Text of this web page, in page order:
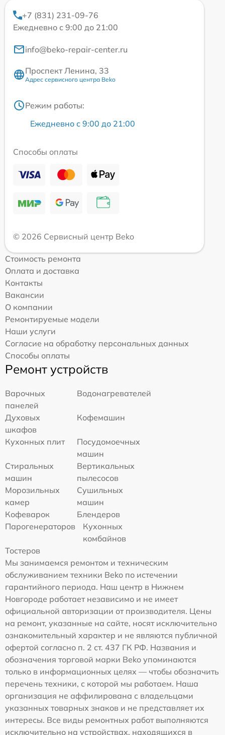
+7 (831) 231-09-76
Ежедневно с 9:00 до 21:00
info@beko-repair-center.ru
Проспект Ленина, 33
Адрес сервисного центра Beko
Режим работы:
Ежедневно с 9:00 до 21:00
Способы оплаты
© 2026 Сервисный центр Beko
Стоимость ремонта
Оплата и доставка
Контакты
Вакансии
О компании
Ремонтируемые модели
Наши услуги
Согласие на обработку персональных данных
Способы оплаты
Ремонт устройств
Варочных
панелей
Водонагревателей
Духовых
шкафов
Кофемашин
Кухонных плит
Посудомоечных
машин
Стиральных
машин
Вертикальных
пылесосов
Морозильных
камер
Сушильных
машин
Кофеварок
Блендеров
Парогенераторов
Кухонных
комбайнов
Тостеров
Мы занимаемся ремонтом и техническим
обслуживанием техники Beko по истечении
гарантийного периода. Наш центр в Нижнем
Новгороде работает независимо и не имеет
официальной авторизации от производителя. Цены
на ремонт, указанные на сайте, носят исключительно
ознакомительный характер и не являются публичной
офертой согласно п. 2 ст. 437 ГК РФ. Названия и
обозначения торговой марки Beko упоминаются
только в информационных целях — чтобы обозначить
перечень техники, с которой мы работаем. Наша
организация не аффилирована с владельцами
указанных товарных знаков и не представляет их
интересы. Все виды ремонтных работ выполняются
исключительно на устройствах, находящихся в